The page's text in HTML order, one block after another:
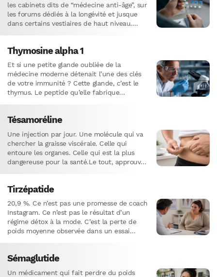
les cabinets dits de “médecine anti-âge”, sur
les forums dédiés à la longévité et jusque
dans certains vestiaires de haut niveau.
Thymosine alpha 1
Et si une petite glande oubliée de la
médecine moderne détenait l’une des clés
de votre immunité ? Cette glande, c’est le
thymus. Le peptide qu’elle fabrique
Tésamoréline
Une injection par jour. Une molécule qui va
chercher la graisse viscérale. Celle qui
entoure les organes. Celle qui est la plus
dangereuse pour la santé.Le tout, approuvé
Tirzépatide
20,9 %. Ce n’est pas une promesse de coach
Instagram. Ce n’est pas le résultat d’un
régime détox à la mode. C’est la perte de
poids moyenne observée dans un essai…
Sémaglutide
Un médicament qui fait perdre du poids